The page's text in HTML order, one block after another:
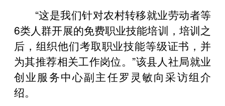
“这是我们针对农村转移就业劳动者等
6类人群开展的免费职业技能培训，培训之
后，组织他们考取职业技能等级证书，并
为其推荐相关工作岗位。”该县人社局就业
创业服务中心副主任罗灵敏向采访组介
绍。